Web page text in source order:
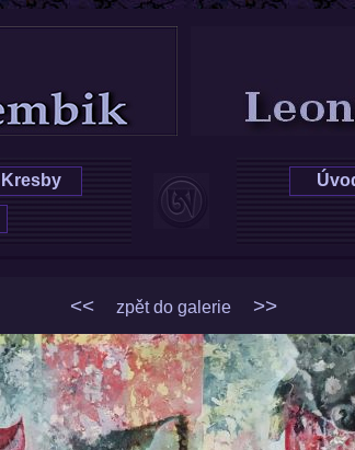
Kresby
<< zpět do galerie >>